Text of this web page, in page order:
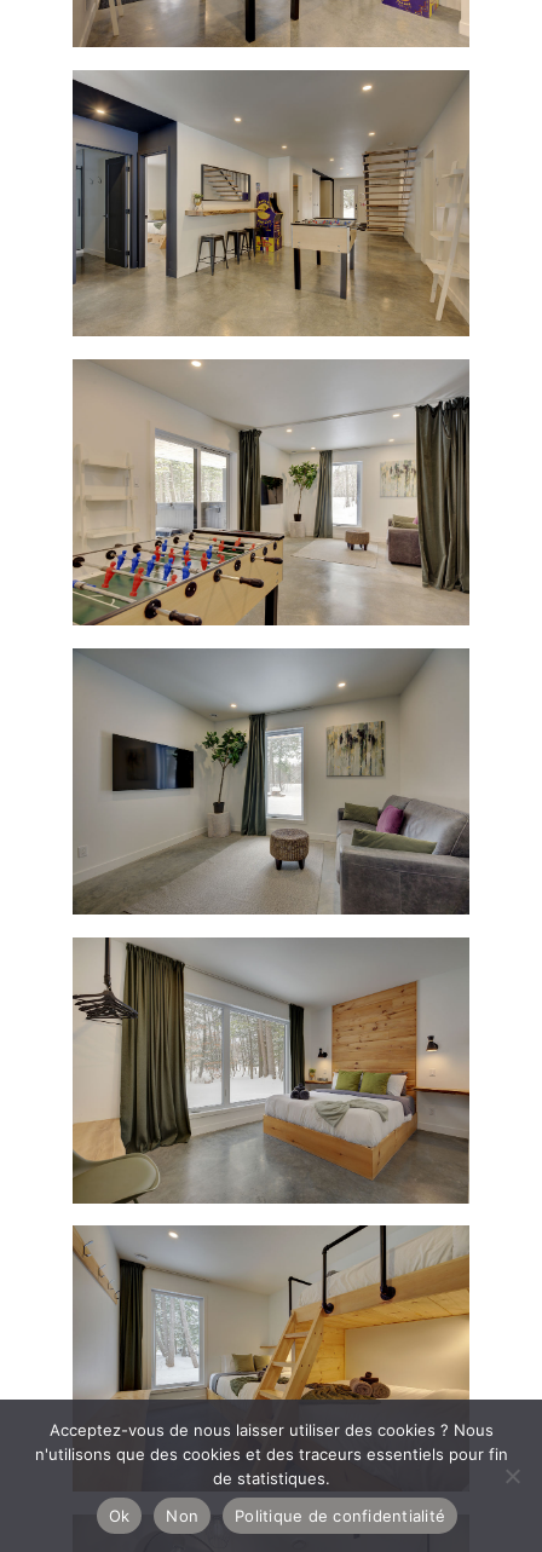
Acceptez-vous de nous laisser utiliser des cookies ? Nous
n'utilisons que des cookies et des traceurs essentiels pour fin
de statistiques.
Ok
Non Politique de confidentialité